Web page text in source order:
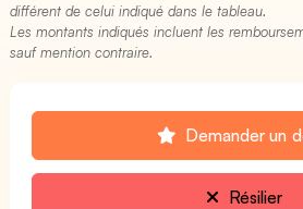
différent de celui indiqué dans le tableau.
Les montants indiqués incluent les
sauf mention contraire.
Demander un
Résilier